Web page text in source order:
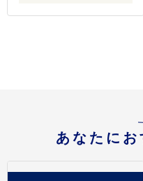
あなたに